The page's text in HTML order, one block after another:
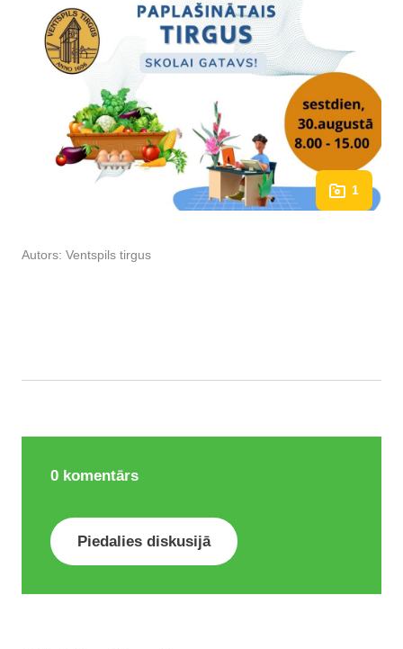
1
Autors: Ventspils tirgus
0 komentārs
Piedalies diskusijā